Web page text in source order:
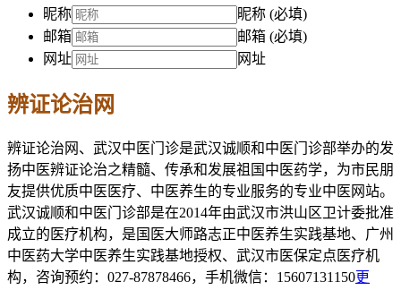
昵称
昵称 (必填)
邮箱
邮箱 (必填)
网址
网址
辨证论治网
辨证论治网、武汉中医门诊是武汉诚顺和中医门诊部举办的发
扬中医辨证论治之精髓、传承和发展祖国中医药学，为市民朋
友提供优质中医医疗、中医养生的专业服务的专业中医网站。
武汉诚顺和中医门诊部是在2014年由武汉市洪山区卫计委批准
成立的医疗机构，是国医大师路志正中医养生实践基地、广州
中医药大学中医养生实践基地授权、武汉市医保定点医疗机
构，咨询预约：027-87878466，手机微信：15607131150更